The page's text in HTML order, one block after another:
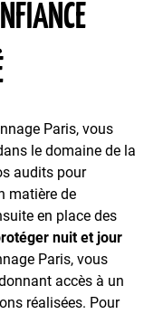
Paris, vous
le domaine de la
audits pour
matière de
en place des
nuit et jour
Paris, vous
accès à un
réalisées. Pour